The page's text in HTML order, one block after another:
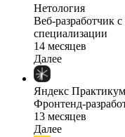
Нетология
Веб-разработчик
специализации
14 месяцев
Далее
Яндекс Практикум
Фронтенд-
13 месяцев
Далее